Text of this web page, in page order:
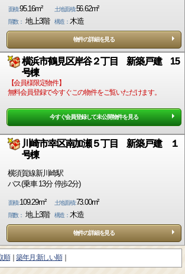
面積:95.16m² 土地面積:56.62m²
階数： 地上3階 構造： 木造
物件の詳細を見る
横浜市鶴見区岸谷２丁目 新築戸建 15
号棟
【会員様限定物件】
無料会員登録で今すぐこの物件をご覧いただけます。
今すぐ会員登録して未公開物件を見る
川崎市幸区南加瀬５丁目 新築戸建 １
号棟
横須賀線新川崎駅
バス(乗車 13分 停歩2分)
面積:109.29m² 土地面積:73.00m²
階数： 地上3階 構造： 木造
物件の詳細を見る
順 築年月:新しい順